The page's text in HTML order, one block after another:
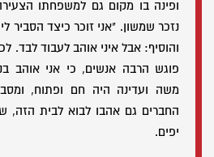
ופינה בו מקום גם למשפחתו
נזכר שמשון. "אני זוכר כיצד הסביר
והוסיף: אבל איני אוהב לעבוד לבד.
פוגש הרבה אנשים, כי אני אוהב
משה ועדינה היה חם ופתוח,
החברים גם אהבו לבוא לבית הזה,
יפים.